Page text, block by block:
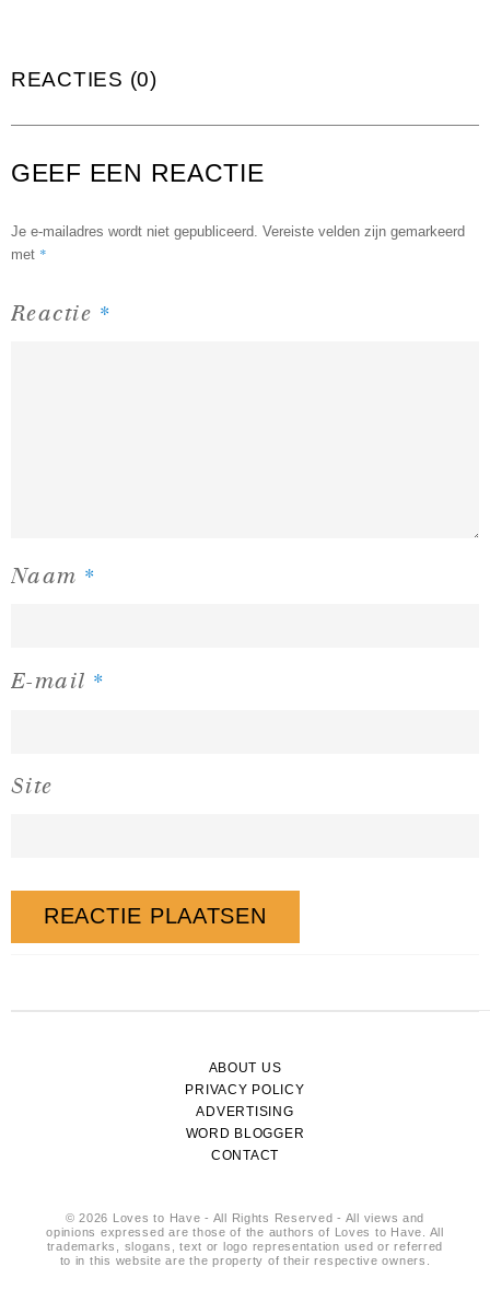
REACTIES (0)
GEEF EEN REACTIE
Je e-mailadres wordt niet gepubliceerd. Vereiste velden zijn gemarkeerd
met *
Reactie *
Naam *
E-mail *
Site
ABOUT US
PRIVACY POLICY
ADVERTISING
WORD BLOGGER
CONTACT
© 2026 Loves to Have - All Rights Reserved - All views and
opinions expressed are those of the authors of Loves to Have. All
trademarks, slogans, text or logo representation used or referred
to in this website are the property of their respective owners.